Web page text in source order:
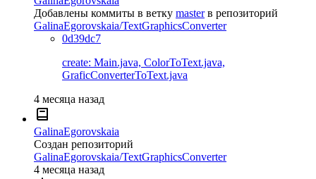
Добавлены коммиты в ветку master в репозиторий
GalinaEgorovskaia/TextGraphicsConverter
0d39dc7
create: Main.java, ColorToText.java,
GraficConverterToText.java
4 месяца назад
GalinaEgorovskaia
Создан репозиторий
GalinaEgorovskaia/TextGraphicsConverter
4 месяца назад